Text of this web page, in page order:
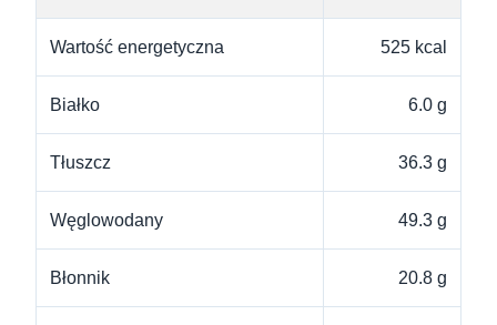
Wartość energetyczna 525 kcal
Białko 6.0 g
Tłuszcz 36.3 g
Węglowodany 49.3 g
Błonnik 20.8 g